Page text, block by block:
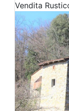
Vendita